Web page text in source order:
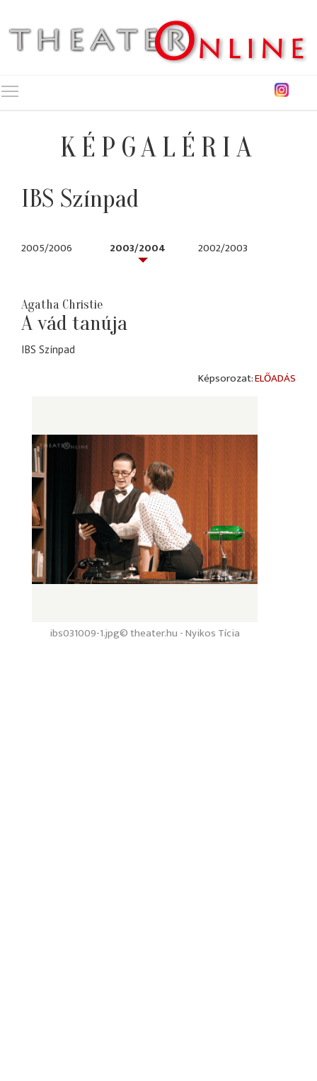
KÉPGALÉRIA
IBS Színpad
2005/2006 2003/2004 2002/2003
Agatha Christie
A vád tanúja
IBS Színpad
ELŐADÁS
© theater.hu - Nyikos Tícia
ibs031009-1.jpg